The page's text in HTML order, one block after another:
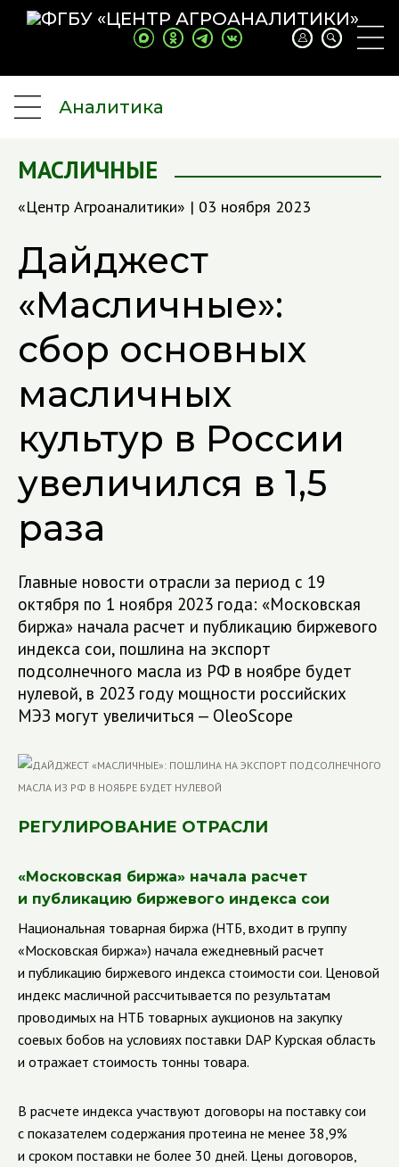
Аналитика
МАСЛИЧНЫЕ
«Центр Агроаналитики» | 03 ноября 2023
Дайджест
«Масличные»:
сбор основных
масличных
культур в России
увеличился в 1,5
раза
Главные новости отрасли за период с 19
октября по 1 ноября 2023 года: «Московская
биржа» начала расчет и публикацию биржевого
индекса сои, пошлина на экспорт
подсолнечного масла из РФ в ноябре будет
нулевой, в 2023 году мощности российских
МЭЗ могут увеличиться — OleoScope
РЕГУЛИРОВАНИЕ ОТРАСЛИ
«Московская биржа» начала расчет
и публикацию биржевого индекса сои
Национальная товарная биржа (НТБ, входит в группу
«Московская биржа») начала ежедневный расчет
и публикацию биржевого индекса стоимости сои. Ценовой
индекс масличной рассчитывается по результатам
проводимых на НТБ товарных аукционов на закупку
соевых бобов на условиях поставки DAP Курская область
и отражает стоимость тонны товара.
В расчете индекса участвуют договоры на поставку сои
с показателем содержания протеина не менее 38,9%
и сроком поставки не более 30 дней. Цены договоров,